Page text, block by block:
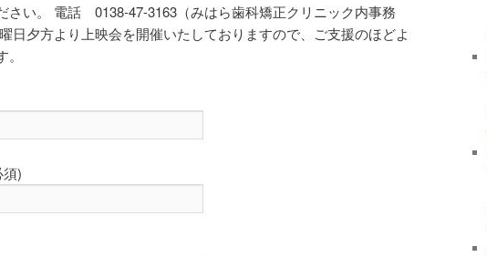
さい。 電話 0138-47-3163（みはら歯科矯正クリニック内事務
日夕方より上映会を開催いたしておりますので、ご支援のほどよ
須)